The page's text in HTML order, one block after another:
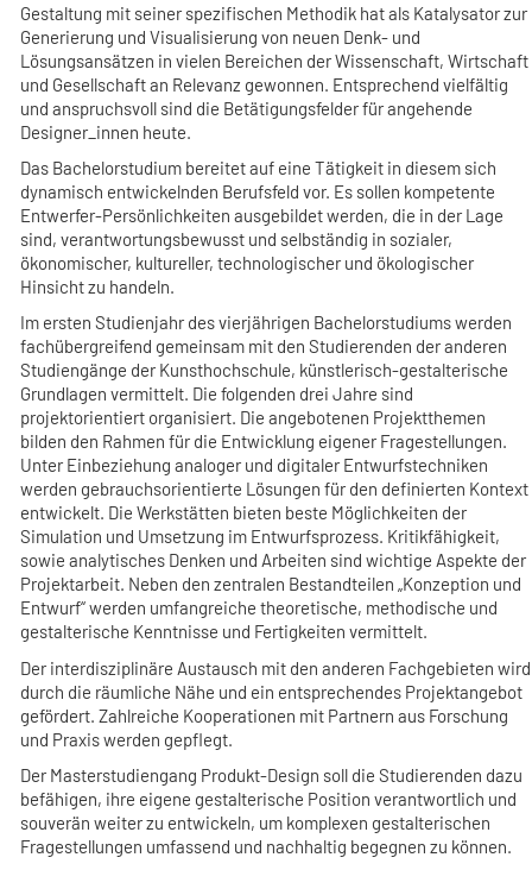
Gestaltung mit seiner spezifischen Methodik hat als Katalysator zur
Generierung und Visualisierung von neuen Denk- und
Lösungsansätzen in vielen Bereichen der Wissenschaft, Wirtschaft
und Gesellschaft an Relevanz gewonnen. Entsprechend vielfältig
und anspruchsvoll sind die Betätigungsfelder für angehende
Designer_innen heute.
Das Bachelorstudium bereitet auf eine Tätigkeit in diesem sich
dynamisch entwickelnden Berufsfeld vor. Es sollen kompetente
Entwerfer-Persönlichkeiten ausgebildet werden, die in der Lage
sind, verantwortungsbewusst und selbständig in sozialer,
ökonomischer, kultureller, technologischer und ökologischer
Hinsicht zu handeln.
Im ersten Studienjahr des vierjährigen Bachelorstudiums werden
fachübergreifend gemeinsam mit den Studierenden der anderen
Studiengänge der Kunsthochschule, künstlerisch-gestalterische
Grundlagen vermittelt. Die folgenden drei Jahre sind
projektorientiert organisiert. Die angebotenen Projektthemen
bilden den Rahmen für die Entwicklung eigener Fragestellungen.
Unter Einbeziehung analoger und digitaler Entwurfstechniken
werden gebrauchsorientierte Lösungen für den definierten Kontext
entwickelt. Die Werkstätten bieten beste Möglichkeiten der
Simulation und Umsetzung im Entwurfsprozess. Kritikfähigkeit,
sowie analytisches Denken und Arbeiten sind wichtige Aspekte der
Projektarbeit. Neben den zentralen Bestandteilen „Konzeption und
Entwurf“ werden umfangreiche theoretische, methodische und
gestalterische Kenntnisse und Fertigkeiten vermittelt.
Der interdisziplinäre Austausch mit den anderen Fachgebieten wird
durch die räumliche Nähe und ein entsprechendes Projektangebot
gefördert. Zahlreiche Kooperationen mit Partnern aus Forschung
und Praxis werden gepflegt.
Der Masterstudiengang Produkt-Design soll die Studierenden dazu
befähigen, ihre eigene gestalterische Position verantwortlich und
souverän weiter zu entwickeln, um komplexen gestalterischen
Fragestellungen umfassend und nachhaltig begegnen zu können.